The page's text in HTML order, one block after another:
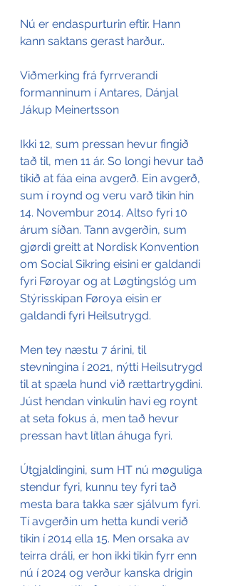
Nú er endaspurturin eftir. Hann
kann saktans gerast harður..
Viðmerking frá fyrrverandi
formanninum í Antares, Dánjal
Jákup Meinertsson
Ikki 12, sum pressan hevur fingið
tað til, men 11 ár. So longi hevur tað
tikið at fáa eina avgerð. Ein avgerð,
sum í roynd og veru varð tikin hin
14. Novembur 2014. Altso fyri 10
árum síðan. Tann avgerðin, sum
gjørdi greitt at Nordisk Konvention
om Social Sikring eisini er galdandi
fyri Føroyar og at Løgtingslóg um
Stýrisskipan Føroya eisin er
galdandi fyri Heilsutrygd.
Men tey næstu 7 árini, til
stevningina í 2021, nýtti Heilsutrygd
til at spæla hund við rættartrygdini.
Júst hendan vinkulin havi eg roynt
at seta fokus á, men tað hevur
pressan havt lítlan áhuga fyri.
Útgjaldingini, sum HT nú møguliga
stendur fyri, kunnu tey fyri tað
mesta bara takka sær sjálvum fyri.
Tí avgerðin um hetta kundi verið
tikin í 2014 ella 15. Men orsaka av
teirra dráli, er hon ikki tikin fyrr enn
nú í 2024 og verður kanska drigin